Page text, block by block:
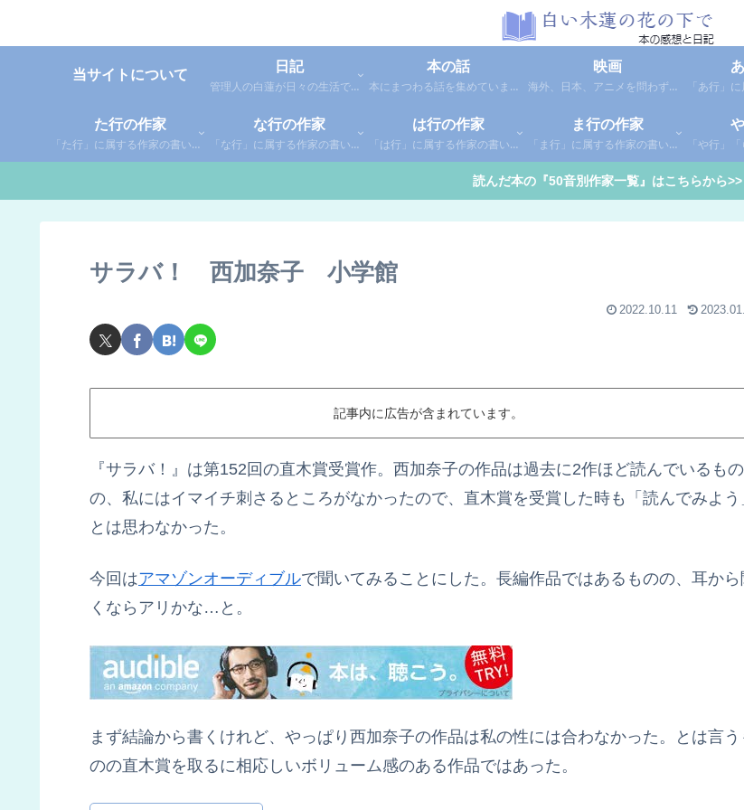
当サイトについて
日記
管理人の白蓮が日々の生活で感じた事や考えた事を綴った個人的な日記です。
本の話
本にまつわる話を集めています。1年間に読んだ本の総括や、本に関する話題など。
映画
海外、日本、アニメを問わず映画の感想（レビュー）を綴っています。
た行の作家
「た行」に属する作家の書いた本の感想です。さらに「た」「ち」「つ」「て」「と」に分類していあります。お好きな作家の作品を探してみてください。
な行の作家
「な行」に属する作家の書いた本の感想です。さらに「な」「に」「ぬ」「ね」「の」に分類していあります。お好きな作家の作品を探してみてください。
は行の作家
「は行」に属する作家の書いた本の感想です。さらに「は」「ひ」「ふ」「へ」「ほ」に分類していあります。お好きな作家の作品を探してみてください。
ま行の作家
「ま行」に属する作家の書いた本の感想です。さらに「ま」「み」「む」「め」「も」に分類していあります。お好きな作家の作品を探してみてください。
読んだ本の『50音別作家一覧』はこちらから>>
サラバ！ 西加奈子 小学館
2022.10.11
記事内に広告が含まれています。
『サラバ！』は第152回の直木賞受賞作。西加奈子の作品は過去に2作ほど読んでいるもの
の、私にはイマイチ刺さるところがなかったので、直木賞を受賞した時も「読んでみよう
とは思わなかった。
今回はアマゾンオーディブルで聞いてみることにした。長編作品ではあるものの、耳から
くならアリかな…と。
まず結論から書くけれど、やっぱり西加奈子の作品は私の性には合わなかった。とは言う
のの直木賞を取るに相応しいボリューム感のある作品ではあった。